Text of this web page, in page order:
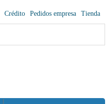
Crédito Pedidos empresa Tienda